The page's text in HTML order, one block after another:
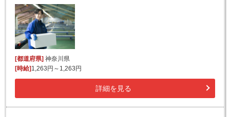
[都道府県]神奈川県
[時給]1,263円～1,263円
詳細を見る